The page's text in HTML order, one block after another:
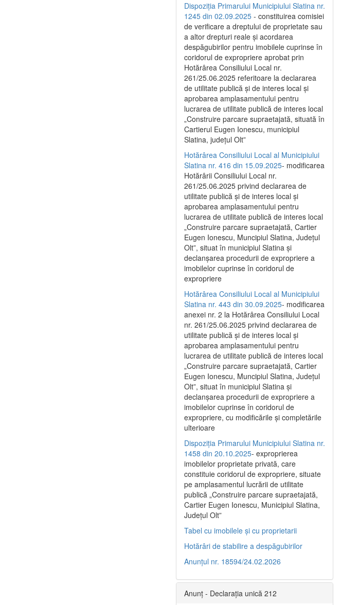
Dispoziția Primarului Municipiului Slatina nr.
1245 din 02.09.2025 - constituirea comisiei
de verificare a dreptului de proprietate sau
a altor drepturi reale și acordarea
despăgubirilor pentru imobilele cuprinse în
coridorul de expropriere aprobat prin
Hotărârea Consiliului Local nr.
261/25.06.2025 referitoare la declararea
de utilitate publică și de interes local și
aprobarea amplasamentului pentru
lucrarea de utilitate publică de interes local
„Construire parcare supraetajată, situată în
Cartierul Eugen Ionescu, municipiul
Slatina, județul Olt”
Hotărârea Consiliului Local al Municipiului
Slatina nr. 416 din 15.09.2025- modificarea
Hotărârii Consiliului Local nr.
261/25.06.2025 privind declararea de
utilitate publică și de interes local și
aprobarea amplasamentului pentru
lucrarea de utilitate publică de interes local
„Construire parcare supraetajată, Cartier
Eugen Ionescu, Muncipiul Slatina, Județul
Olt”, situat în municipiul Slatina și
declanșarea procedurii de expropriere a
imobilelor cuprinse în coridorul de
expropriere
Hotărârea Consiliului Local al Municipiului
Slatina nr. 443 din 30.09.2025- modificarea
anexei nr. 2 la Hotărârea Consiliului Local
nr. 261/25.06.2025 privind declararea de
utilitate publică şi de interes local şi
aprobarea amplasamentului pentru
lucrarea de utilitate publică de interes local
„Construire parcare supraetajată, Cartier
Eugen Ionescu, Muncipiul Slatina, Judeţul
Olt”, situat în municipiul Slatina şi
declanşarea procedurii de expropriere a
imobilelor cuprinse în coridorul de
expropriere, cu modificările şi completările
ulterioare
Dispoziția Primarului Municipiului Slatina nr.
1458 din 20.10.2025- exproprierea
imobilelor proprietate privată, care
constituie coridorul de expropriere, situate
pe amplasamentul lucrării de utilitate
publică „Construire parcare supraetajată,
Cartier Eugen Ionescu, Municipiul Slatina,
Județul Olt”
Tabel cu imobilele și cu proprietarii
Hotărâri de stabilire a despăgubirilor
Anunțul nr. 18594/24.02.2026
Anunț - Declarația unică 212